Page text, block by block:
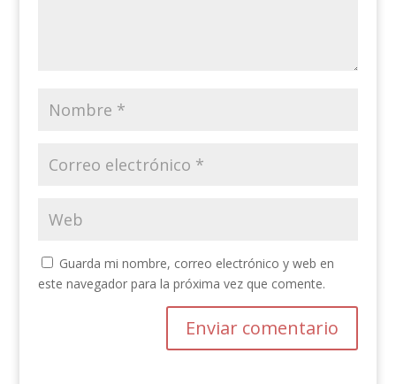
Guarda mi nombre, correo electrónico y web en
este navegador para la próxima vez que comente.